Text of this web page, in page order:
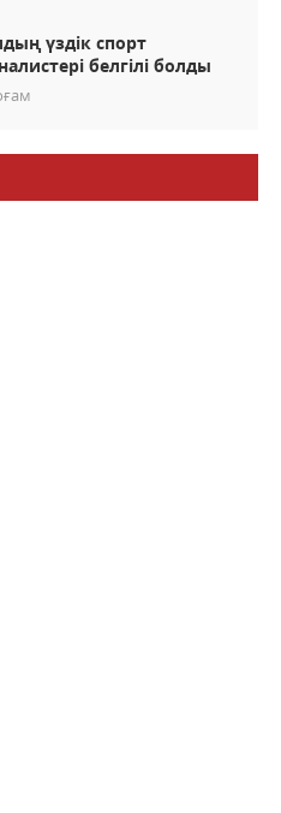
үздік спорт
белгілі болды